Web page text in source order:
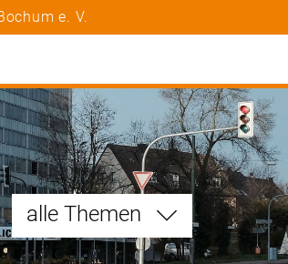
e. V.
alle Themen